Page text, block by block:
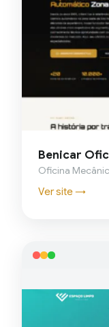
Benicar
Oficina
Ver site →